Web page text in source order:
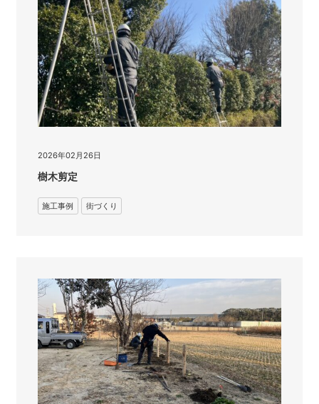
2026年02月26日
樹木剪定
施工事例 街づくり